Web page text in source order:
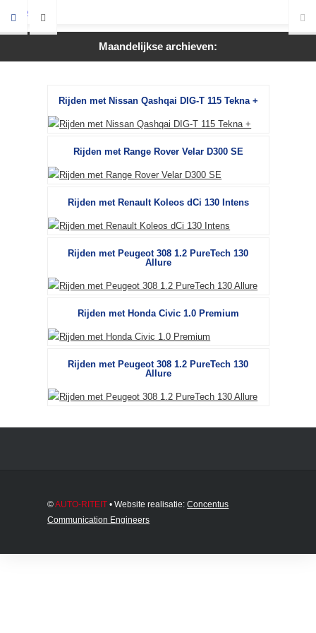
Maandelijkse archieven:
Rijden met Nissan Qashqai DIG-T 115 Tekna +
Rijden met Range Rover Velar D300 SE
Rijden met Renault Koleos dCi 130 Intens
Rijden met Peugeot 308 1.2 PureTech 130
Allure
Rijden met Honda Civic 1.0 Premium
Rijden met Peugeot 308 1.2 PureTech 130
Allure
©AUTO-RITEIT • Website realisatie:Concentus
Communication Engineers